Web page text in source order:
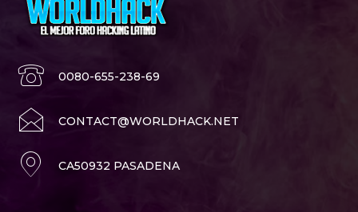
0080-655-238-69
CONTACT@WORLDHACK.NET
CA50932 PASADENA